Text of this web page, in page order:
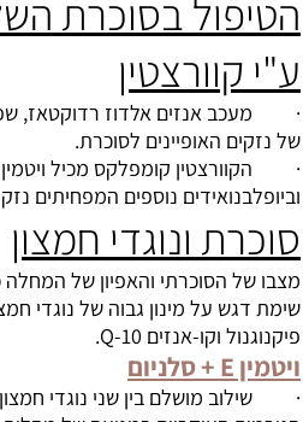
הטיפול בסוכרת
ע"י קוורצטין
· מעכב אנזים אלדוז רדוקטאז,
של נזקים האופיינים לסוכרת.
וביופלבנואידים נוספים המפחיתים
סוכרת ונוגדי חמצון
מצבו של הסוכרתי והאפיון של המחלה
פיקנוגנול וקו-אנזים Q-10.
ויטמין E + סלניום
· שילוב מושלם בין שני נוגדי חמצון